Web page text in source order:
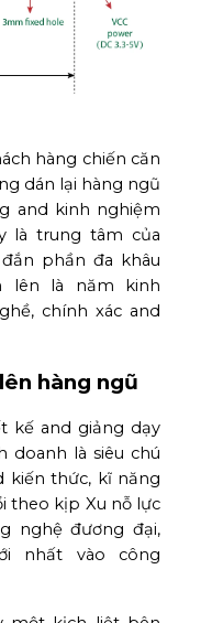
hàng chiến căn
dán lại hàng ngũ
and kinh nghiệm
là trung tâm của
phần đa khâu
lên là năm kinh
chính xác and
hàng ngũ
kế and giảng dạy
doanh là siêu chú
kiến thức, kĩ năng
theo kịp Xu nỗ lực
nghệ đương đại,
nhất vào công